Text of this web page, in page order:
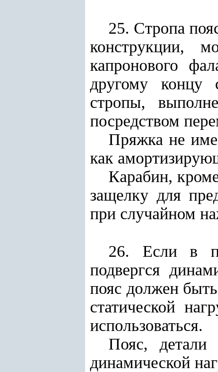
25. Стропа
конструкции,
капронового
другому концу
стропы,
посредством
Пряжка не
как
Карабин,
защелку для
при случайном
26. Если в
подвергся
пояс должен
статической
использоваться.
Пояс, детали
динамической